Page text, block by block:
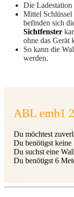
Die Ladestation
Mittel
befinden sich
Sichtfenster
ohne das Gerät
So kann die
werden.
ABL emh1
Du möchtest
Du benötigst keine
Du suchst eine
Du benötigst 6